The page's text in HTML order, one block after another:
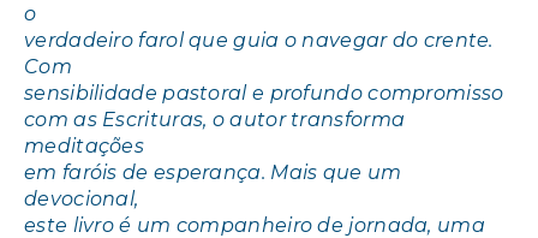
o
verdadeiro farol que guia o navegar do crente.
Com
sensibilidade pastoral e profundo compromisso
com as Escrituras, o autor transforma
meditações
em faróis de esperança. Mais que um
devocional,
este livro é um companheiro de jornada, uma